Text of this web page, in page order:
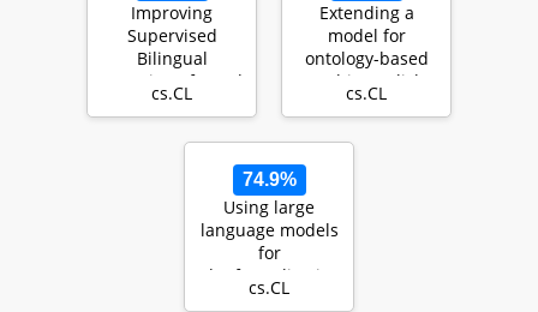
Improving
Supervised
Bilingual
Mapping of Word
Embeddings
cs.CL
Extending a
model for
ontology-based
Arabic-English
machine
cs.CL
74.9%
Using large
language models
for
(de-)formalization
and natural
cs.CL